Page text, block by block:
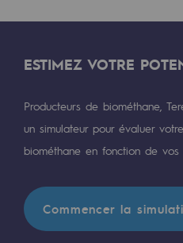
Éthique et
Achats
Fonds de dotation
Présentation du
Gouvernance du
ESTIMEZ VOTRE
Producteurs de biométhane,
un simulateur pour évaluer
biométhane en fonction de vos
Commencer la